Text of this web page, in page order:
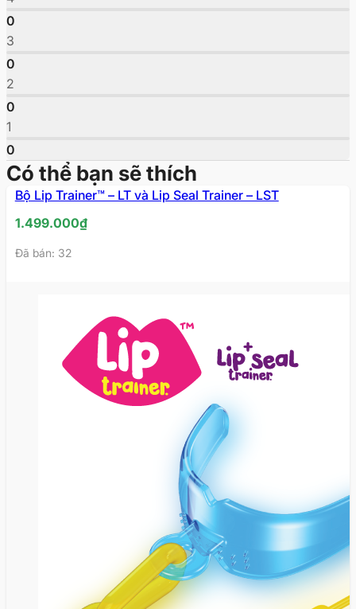
0
3
0
2
0
1
0
Có thể bạn sẽ thích
Bộ Lip Trainer™ – LT và Lip Seal Trainer – LST
1.499.000₫
Đã bán: 32